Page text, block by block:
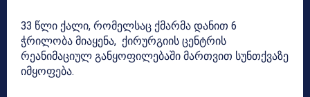
33 წლი ქალი, რომელსაც ქმარმა დანით 6
ჭრილობა მიაყენა, ქირურგიის ცენტრის
რეანიმაციულ განყოფილებაში მართვით სუნთქვაზე
იმყოფება.